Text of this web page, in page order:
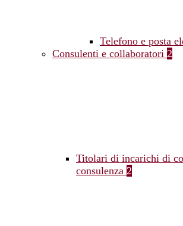
Telefono e posta
Consulenti e collaboratori 2
Titolari di incarichi di
consulenza 2